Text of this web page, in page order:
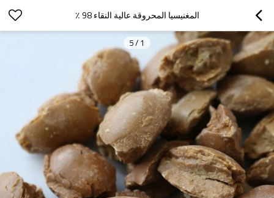
المغنيسيا المحروقة عالية النقاء 98 ٪
1
/
5